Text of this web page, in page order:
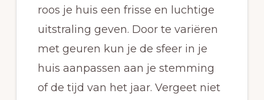
roos je huis een frisse en luchtige
uitstraling geven. Door te variëren
met geuren kun je de sfeer in je
huis aanpassen aan je stemming
of de tijd van het jaar. Vergeet niet